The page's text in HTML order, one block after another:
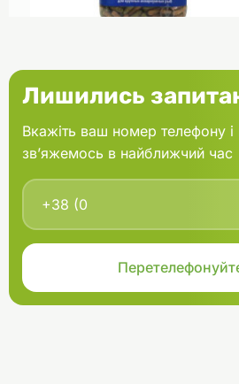
банка 150 г
В кошик
Лишились
Вкажіть ваш номер телефону
зв’яжемось в найближчий час